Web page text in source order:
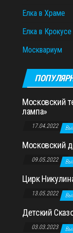
Елка в Храме
Елка в Крокусе
Москвариум
Московский
лампа»
17.04.2022
Московский
09.05.2022
Цирк
13.05.2022
Детский
03.03.2023